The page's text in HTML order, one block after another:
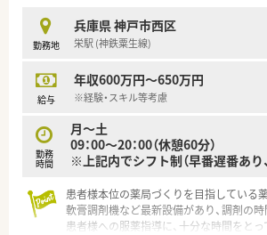
勤務地
兵庫県 神戸市西区
栄駅 (神鉄粟生線)
給与
年収600万円～650万円
※経験・スキル等考慮
勤務
時間
月～土
09：00～20：00（休憩60分）
※上記内でシフト制（早番遅番あり
患者様本位の薬局づくりを目指している
軟膏調剤機など最新設備があり、調剤の時
患者様への服薬指導に、十分な時間をとっ